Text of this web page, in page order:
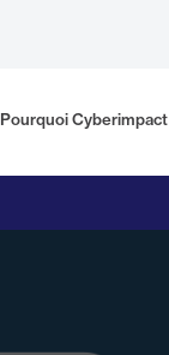
Pourquoi Cyberimpact